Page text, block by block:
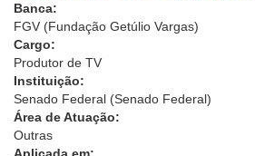
Banca:
FGV (Fundação Getúlio Vargas)
Cargo:
Produtor de TV
Instituição:
Senado Federal (Senado Federal)
Área de Atuação:
Outras